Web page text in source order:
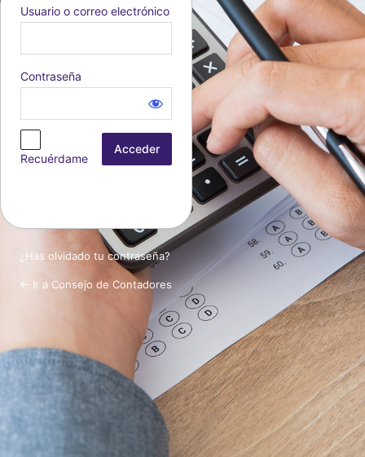
Acceder
Usuario o correo electrónico
Contraseña
Recuérdame
¿Has olvidado tu contraseña?
← Ir a Consejo de Contadores
Idioma